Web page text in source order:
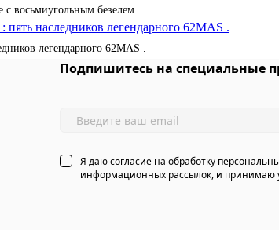
с восьмиугольным безелем
легендарного 62MAS .
Подпишитесь на специальные
Я даю согласие на обработку
информационных рассылок, и принимаю